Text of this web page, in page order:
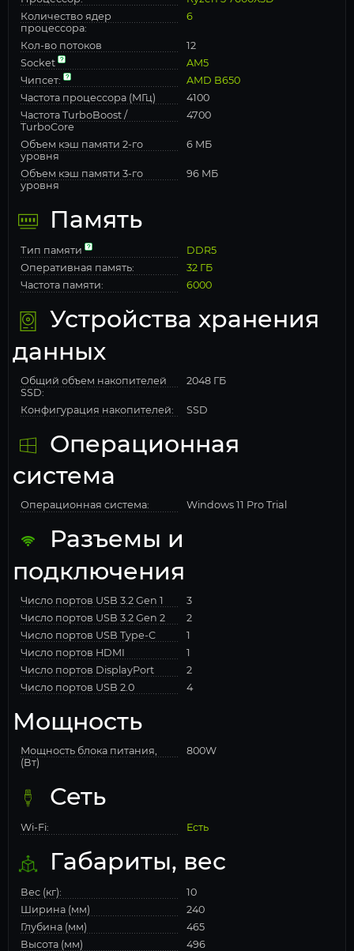
Количество ядер
процессора:
6
Кол-во потоков
12
Socket
AM5
Чипсет:
AMD B650
Частота процессора (МГц)
4100
Частота TurboBoost /
TurboCore
4700
Объем кэш памяти 2-го
уровня
6 МБ
Объем кэш памяти 3-го
уровня
96 МБ
Память
Тип памяти
DDR5
Оперативная память:
32 ГБ
Частота памяти:
6000
Устройства хранения
данных
Общий объем накопителей
SSD:
2048 ГБ
Конфигурация накопителей: SSD
Операционная
система
Операционная система: Windows 11 Pro Trial
Разъемы и
подключения
Число портов USB 3.2 Gen 1
3
Число портов USB 3.2 Gen 2
2
Число портов USB Type-C
1
Число портов HDMI
1
Число портов DisplayPort
2
Число портов USB 2.0
4
Мощность
Мощность блока питания,
(Вт)
800W
Сеть
Wi-Fi: Есть
Габариты, вес
Вес (кг):
10
Ширина (мм)
240
Глубина (мм)
465
Высота (мм)
496